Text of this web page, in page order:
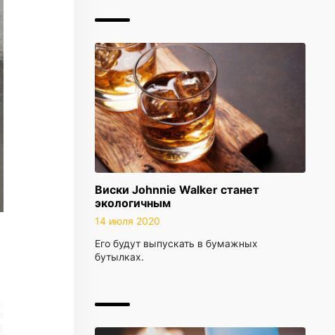
Виски Johnnie Walker станет
экологичным
14 июля 2020
Его будут выпускать в бумажных
бутылках.